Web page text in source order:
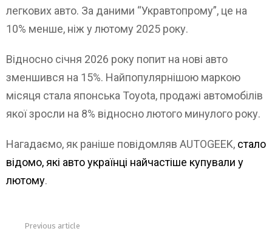
легкових авто. За даними “Укравтопрому”, це на
10% менше, ніж у лютому 2025 року.
Відносно січня 2026 року попит на нові авто
зменшився на 15%. Найпопулярнішою маркою
місяця стала японська Toyota, продажі автомобілів
якої зросли на 8% відносно лютого минулого року.
Нагадаємо, як раніше повідомляв AUTOGEEK, стало
відомо, які авто українці найчастіше купували у
лютому.
Previous article